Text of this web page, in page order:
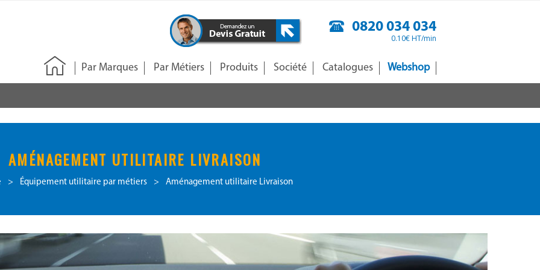
0820 034 034
0.10€ HT/min
Par Marques Par Métiers Produits Société Catalogues Webshop
AMÉNAGEMENT UTILITAIRE LIVRAISON
> Équipement utilitaire par métiers > Aménagement utilitaire Livraison